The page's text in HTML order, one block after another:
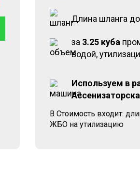
Длина шланга до
за 3.25 куба
водой,
Используем в
В Стоимость входит:
ЖБО на утилизацию